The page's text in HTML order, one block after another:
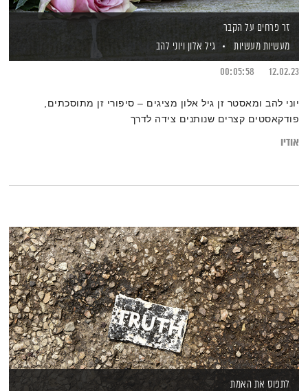
זר פרחים על הקבר
מעשיות מעשיות
גיל אלון ויוני להב
12.02.23
00:05:58
יוני להב ומאסטר זן גיל אלון מציגים – סיפורי זן מתוסכתים,
פודקאסטים קצרים שנותנים צידה לדרך
אודיו
לתפוס את האמת